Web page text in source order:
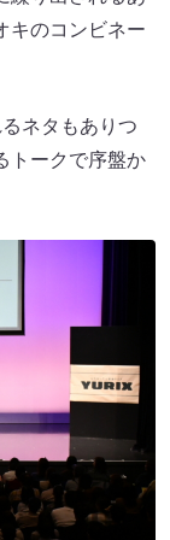
キのコンビネー
ネタもありつ
トークで序盤か